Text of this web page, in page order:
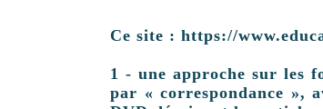
Ce site : https://
1 - une approche sur les
par « correspondance »,